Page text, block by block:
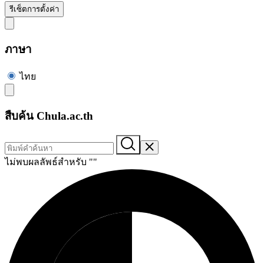
รีเซ็ตการตั้งค่า
ภาษา
ไทย
สืบค้น Chula.ac.th
ไม่พบผลลัพธ์สำหรับ ""